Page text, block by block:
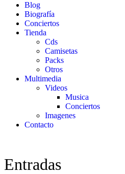
Blog
Biografía
Conciertos
Tienda
Cds
Camisetas
Packs
Otros
Multimedia
Videos
Musica
Conciertos
Imagenes
Contacto
Entradas